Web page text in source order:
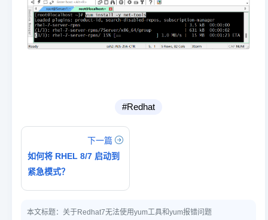
#Redhat
下一篇
如何将 RHEL 8/7 启动到
紧急模式？
本文标题： 关于Redhat7无法使用yum工具和yum报错问题